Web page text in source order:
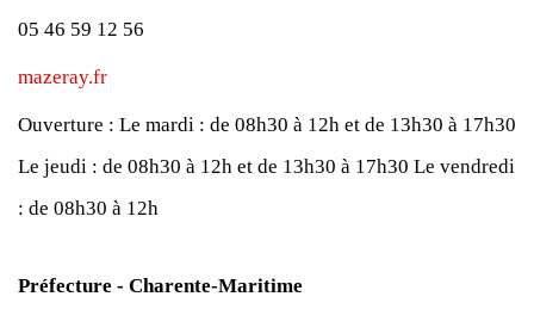
05 46 59 12 56
mazeray.fr
Ouverture : Le mardi : de 08h30 à 12h et de 13h30 à 17h30
Le jeudi : de 08h30 à 12h et de 13h30 à 17h30 Le vendredi
: de 08h30 à 12h
Préfecture - Charente-Maritime